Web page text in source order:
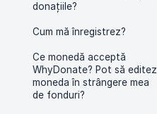
donațiile?
Cum mă înregistrez?
Ce monedă acceptă
WhyDonate? Pot să editez
moneda în strângere mea
de fonduri?